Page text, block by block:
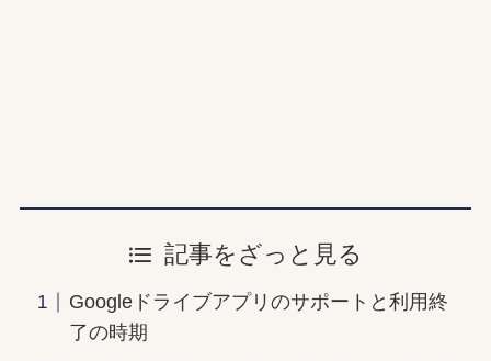
記事をざっと見る
Googleドライブアプリのサポートと利用終
了の時期